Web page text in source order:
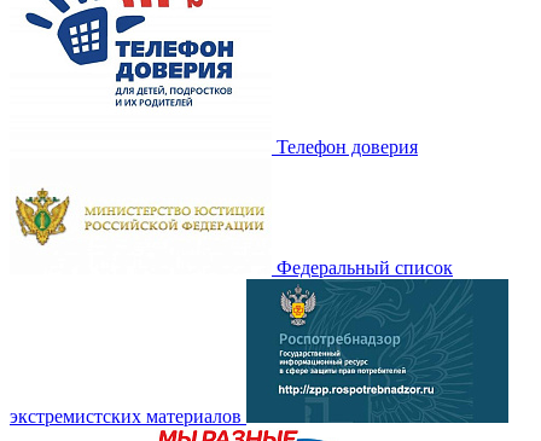
Телефон доверия
Федеральный список
экстремистских материалов